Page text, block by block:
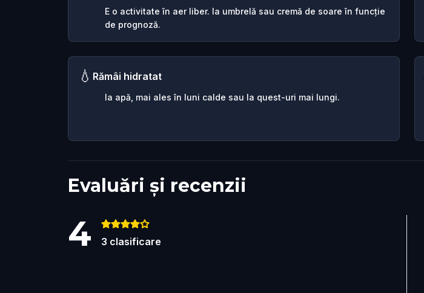
E o activitate în aer liber. Ia umbrelă sau cremă de soare în funcție
de prognoză.
💧 Rămâi hidratat
Ia apă, mai ales în luni calde sau la quest-uri mai lungi.
Evaluări și recenzii
4 3 clasificare